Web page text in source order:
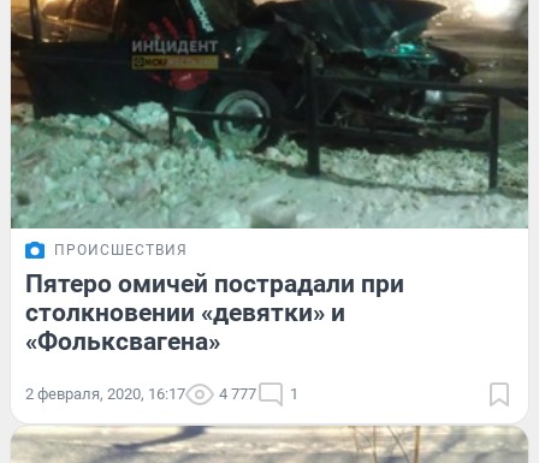
ПРОИСШЕСТВИЯ
Пятеро омичей пострадали при
столкновении «девятки» и
«Фольксвагена»
2 февраля, 2020, 16:17 4 777 1